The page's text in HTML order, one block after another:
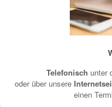
Telefonisch unter
oder über unsere
einen